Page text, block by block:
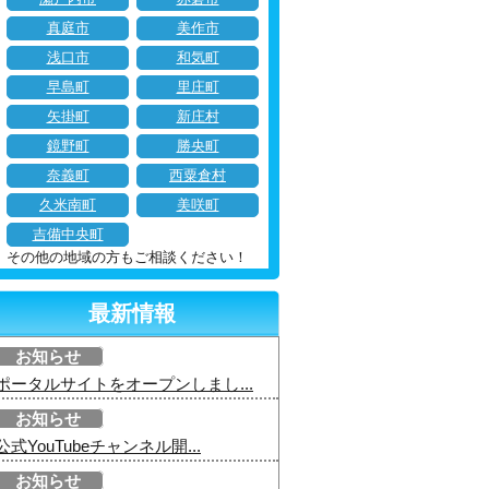
真庭市
美作市
浅口市
和気町
早島町
里庄町
矢掛町
新庄村
鏡野町
勝央町
奈義町
西粟倉村
久米南町
美咲町
吉備中央町
その他の地域の方もご相談ください！
最新情報
お知らせ
ータルサイトをオープンしまし...
お知らせ
式YouTubeチャンネル開...
お知らせ